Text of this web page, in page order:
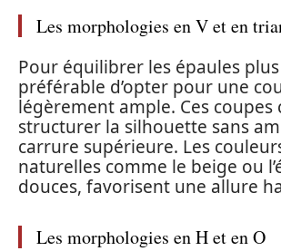
Les morphologies en V et en
Pour équilibrer les épaules
préférable d’opter pour une
légèrement ample. Ces
structurer la silhouette sans
carrure supérieure. Les
naturelles comme le beige ou
douces, favorisent une allure
Les morphologies en H et en O